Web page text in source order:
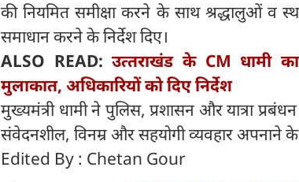
की नियमित समीक्षा करने के साथ श्रद्धालुओं व
समाधान करने के निर्देश दिए।
ALSO READ:उत्‍तराखंड के CM धामी
मुलाकात, अधिकारियों को दिए निर्देश
मुख्यमंत्री धामी ने पुलिस, प्रशासन और यात्रा
संवेदनशील, विनम्र और सहयोगी व्यवहार अपनाने के
Edited By : Chetan Gour